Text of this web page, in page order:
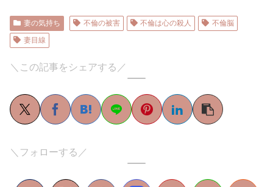
妻の気持ち 不倫の被害 不倫は心の殺人
不倫脳
妻目線
＼この記事をシェアする／
＼フォローする／